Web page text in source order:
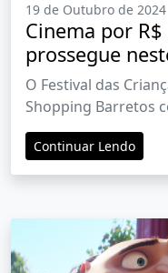
19 de Outubro de 2024
Cinema por
prossegue
Barretos
O Festival das
Shopping Barretos
Continuar Lendo